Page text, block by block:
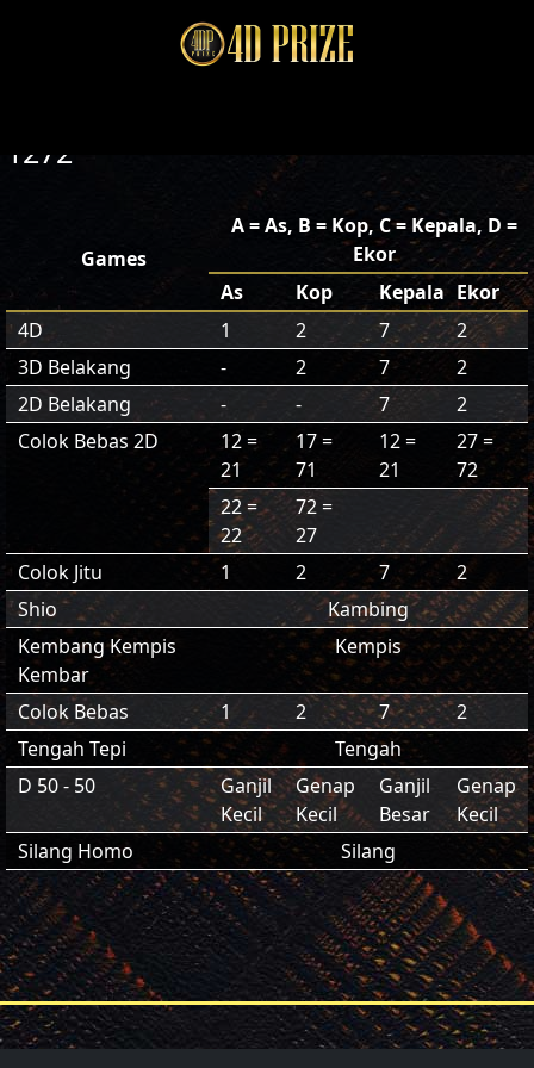
1272
Games
A = As, B = Kop, C = Kepala, D =
Ekor
As
Kop Kepala Ekor
4D
1 2 7
2
3D Belakang
- 2 7
2
2D Belakang
- - 7
2
Colok Bebas 2D
12 =
21
17 =
71
12 =
21
27 =
72
22 =
22
72 =
27
Colok Jitu
1 2 7
2
Shio
Kambing
Kembang Kempis
Kembar
Kempis
Colok Bebas 1 2 7
2
Tengah Tepi
Tengah
D 50 - 50
Ganjil
Kecil
Genap
Kecil
Ganjil
Besar
Genap
Kecil
Silang Homo
Silang